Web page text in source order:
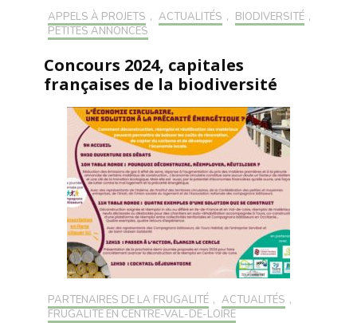
APPELS À PROJETS , ACTUALITÉS , BIODIVERSITÉ ,
PETITES ANNONCES
Concours 2024, capitales
françaises de la biodiversité
PARTENAIRES DE LA FRUGALITÉ , ACTUALITÉS ,
FRUGALITÉ EN CENTRE-VAL-DE-LOIRE